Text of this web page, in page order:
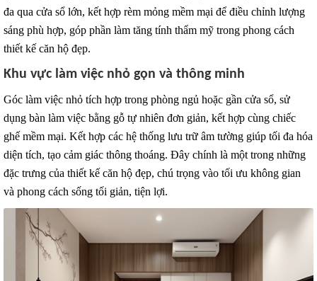
đa qua cửa sổ lớn, kết hợp rèm mỏng mềm mại để điều chỉnh lượng
sáng phù hợp, góp phần làm tăng tính thẩm mỹ trong phong cách
thiết kế căn hộ đẹp.
Khu vực làm việc nhỏ gọn và thông minh
Góc làm việc nhỏ tích hợp trong phòng ngủ hoặc gần cửa sổ, sử
dụng bàn làm việc bằng gỗ tự nhiên đơn giản, kết hợp cùng chiếc
ghế mềm mại. Kết hợp các hệ thống lưu trữ âm tường giúp tối đa hóa
diện tích, tạo cảm giác thông thoáng. Đây chính là một trong những
đặc trưng của thiết kế căn hộ đẹp, chú trọng vào tối ưu không gian
và phong cách sống tối giản, tiện lợi.